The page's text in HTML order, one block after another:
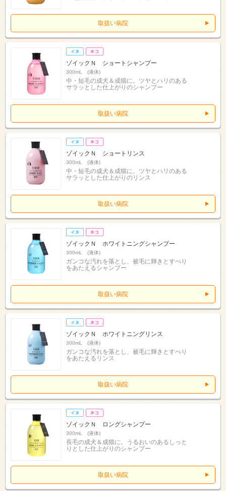
取扱い病院
ゾイックＮ ショートシャンプー
300mL (液体)
中・短毛の成犬＆成猫に。ツヤとハリのある
サラッとした仕上がりのシャンプー
取扱い病院
ゾイックＮ ショートリンス
300mL (液体)
中・短毛の成犬＆成猫に。ツヤとハリのある
サラッとした仕上がりのリンス
取扱い病院
ゾイックＮ ホワイトニングシャンプー
300mL (液体)
ガンコな汚れを落とし、被毛に輝きとすべり
をあたえるシャンプー
取扱い病院
ゾイックＮ ホワイトニングリンス
300mL (液体)
ガンコな汚れを落とし、被毛に輝きとすべり
をあたえるリンス
取扱い病院
ゾイックＮ ロングシャンプー
300mL (液体)
長毛の成犬＆成猫に。うるおいのあるしっと
りとした仕上がりのシャンプー
取扱い病院